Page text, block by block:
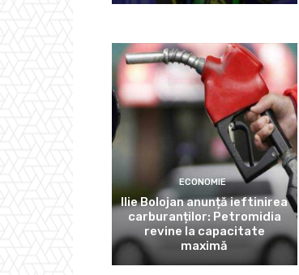
ECONOMIE
Ilie Bolojan anunță ieftinirea
carburanților: Petromidia
revine la capacitate
maximă